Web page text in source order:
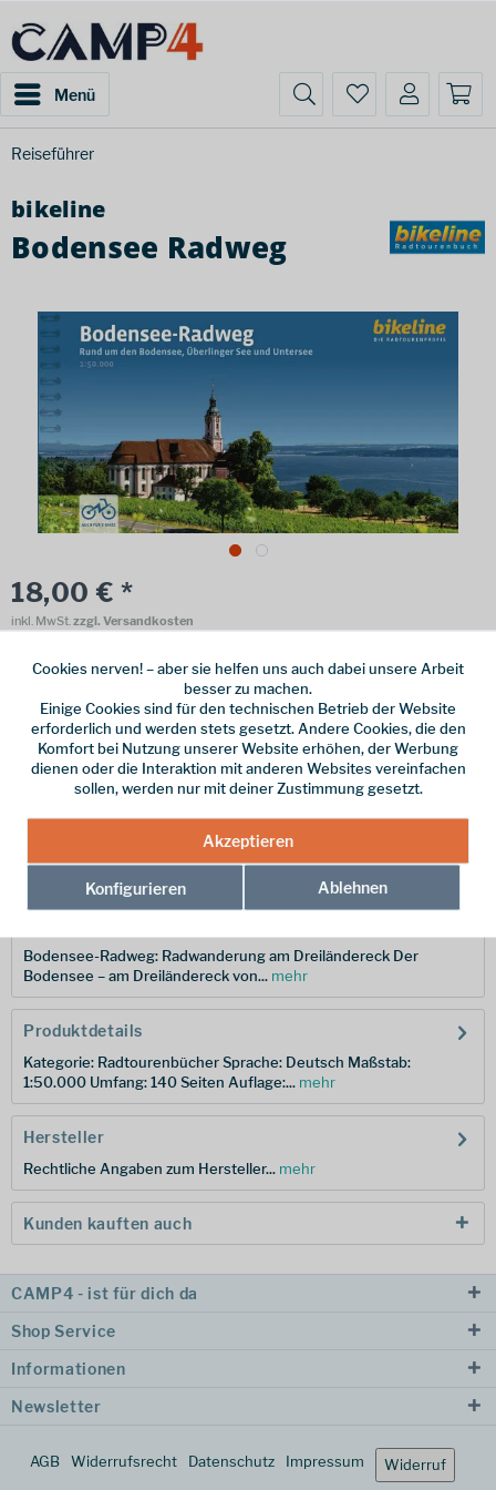
Menü
Reiseführer
bikeline
Bodensee Radweg
18,00 € *
inkl. MwSt.zzgl. Versandkosten
Online bestellen Ladenabholung
vorrätig | Lieferzeit 1-3 Werktage
In den Warenkorb
9783711103345
Bodensee-Radweg: Radwanderung am Dreiländereck Der
Bodensee – am Dreiländereck von... mehr
Produktdetails
Kategorie: Radtourenbücher Sprache: Deutsch Maßstab:
1:50.000 Umfang: 140 Seiten Auflage:... mehr
Hersteller
Rechtliche Angaben zum Hersteller... mehr
Kunden kauften auch
CAMP4 - ist für dich da
Shop Service
Informationen
Newsletter
AGB Widerrufsrecht Datenschutz Impressum Widerruf
Cookies nerven! – aber sie helfen uns auch dabei unsere Arbeit
besser zu machen.
Einige Cookies sind für den technischen Betrieb der Website
erforderlich und werden stets gesetzt. Andere Cookies, die den
Komfort bei Nutzung unserer Website erhöhen, der Werbung
dienen oder die Interaktion mit anderen Websites vereinfachen
sollen, werden nur mit deiner Zustimmung gesetzt.
Akzeptieren
Konfigurieren Ablehnen